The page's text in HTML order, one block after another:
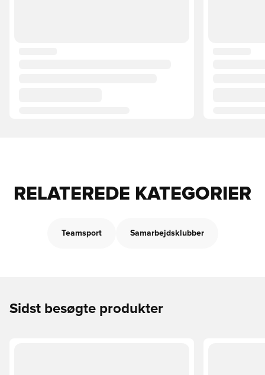
RELATEREDE KATEGORIER
Teamsport Samarbejdsklubber
Sidst besøgte produkter